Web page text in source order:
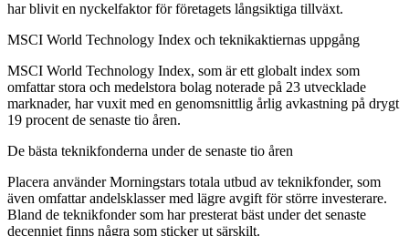
har blivit en nyckelfaktor för företagets långsiktiga tillväxt.
MSCI World Technology Index och teknikaktiernas uppgång
MSCI World Technology Index, som är ett globalt index som
omfattar stora och medelstora bolag noterade på 23 utvecklade
marknader, har vuxit med en genomsnittlig årlig avkastning på drygt
19 procent de senaste tio åren.
De bästa teknikfonderna under de senaste tio åren
Placera använder Morningstars totala utbud av teknikfonder, som
även omfattar andelsklasser med lägre avgift för större investerare.
Bland de teknikfonder som har presterat bäst under det senaste
decenniet finns några som sticker ut särskilt.